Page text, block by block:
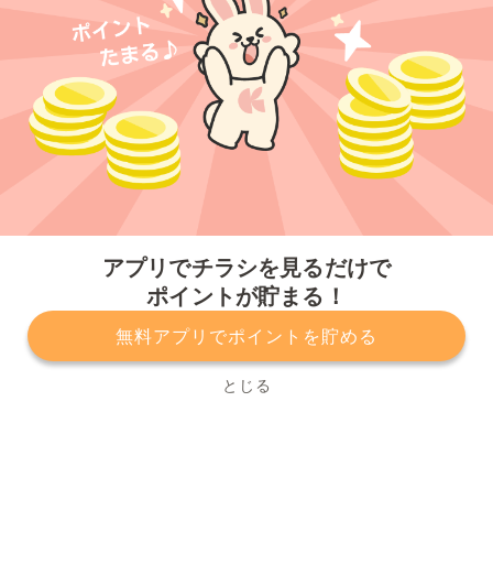
アプリでチラシを見るだけで
ポイントが貯まる！
無料アプリでポイントを貯める
とじる
プライバシーポリシー 利用規約
運営会社
サービスに関してのお問い合わせ